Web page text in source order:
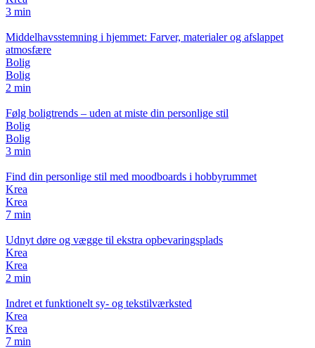
3 min
Middelhavsstemning i hjemmet: Farver, materialer og afslappet
atmosfære
Bolig
Bolig
2 min
Følg boligtrends – uden at miste din personlige stil
Bolig
Bolig
3 min
Find din personlige stil med moodboards i hobbyrummet
Krea
Krea
7 min
Udnyt døre og vægge til ekstra opbevaringsplads
Krea
Krea
2 min
Indret et funktionelt sy- og tekstilværksted
Krea
Krea
7 min